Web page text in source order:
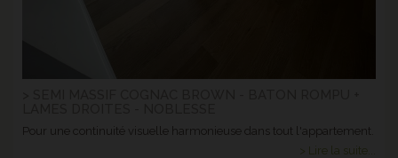
Pour une continuité visuelle harmonieuse dans tout l'appartement.
> Lire la suite...